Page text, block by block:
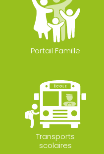
Portail Famille
Transports
scolaires